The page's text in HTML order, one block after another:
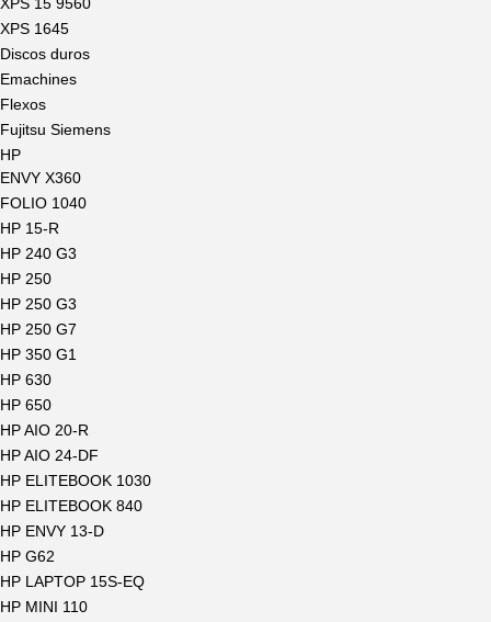
XPS 1645
Discos duros
Emachines
Flexos
Fujitsu Siemens
HP
ENVY X360
FOLIO 1040
HP 15-R
HP 240 G3
HP 250
HP 250 G3
HP 250 G7
HP 350 G1
HP 630
HP 650
HP AIO 20-R
HP AIO 24-DF
HP ELITEBOOK 1030
HP ELITEBOOK 840
HP ENVY 13-D
HP G62
HP LAPTOP 15S-EQ
HP MINI 110